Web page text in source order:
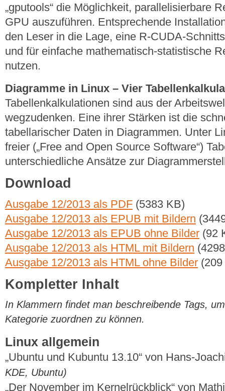
„gputools“ die Möglichkeit, parallelisierbare
GPU auszuführen. Entsprechende
den Leser in die Lage, eine R-CUDA-
und für einfache mathematisch-statistische
nutzen.
Diagramme in Linux – Vier
Tabellenkalkulationen sind aus der
wegzudenken. Eine ihrer Stärken ist die
tabellarischer Daten in Diagrammen. Unter
freier („Free and Open Source Software“)
unterschiedliche Ansätze zur
Download
Ausgabe 12/2013 als PDF (5383 KB)
Ausgabe 12/2013 als EPUB mit Bildern
Ausgabe 12/2013 als EPUB ohne Bilder (92
Ausgabe 12/2013 als HTML mit Bildern
Ausgabe 12/2013 als HTML ohne Bilder
Kompletter Inhalt
In Klammern findet man beschreibende Tags,
Kategorie zuordnen zu können.
Linux allgemein
„Ubuntu und Kubuntu 13.10“ von Hans-
KDE, Ubuntu)
„Der November im Kernelrückblick“ von